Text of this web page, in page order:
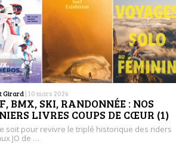
Girard | 10 mars 2026
BMX, SKI, RANDONNÉE : NOS
LIVRES COUPS DE CŒUR (1)
soit pour revivre le triplé historique des riders
JO de …